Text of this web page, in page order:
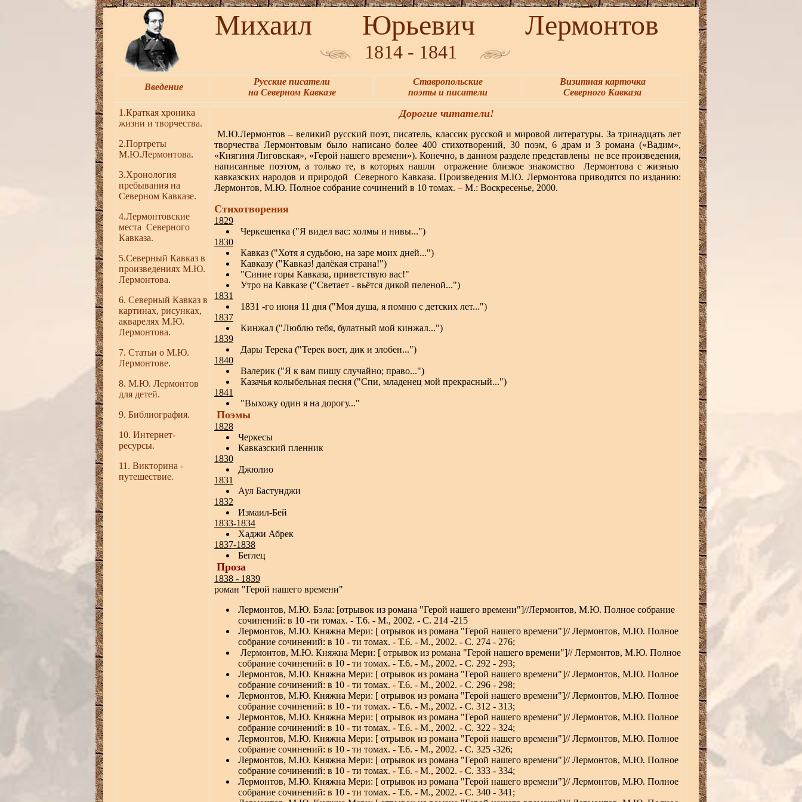
Михаил Юрьевич Лермонтов
1814 - 1841
Введение
Русские писатели
на Северном Кавказе
Ставропольские
поэты и писатели
Визитная карточка
Северного Кавказа
1.Краткая хроника
жизни и творчества.
2.Портреты
М.Ю.Лермонтова.
3.Хронология
пребывания на
Северном Кавказе.
4.Лермонтовские
места Северного
Кавказа.
5.Северный Кавказ в
произведениях М.Ю.
Лермонтова.
6. Северный Кавказ в
картинах, рисунках,
акварелях М.Ю.
Лермонтова.
7. Статьи о М.Ю.
Лермонтове.
8. М.Ю. Лермонтов
для детей.
9. Библиография.
10. Интернет-
ресурсы.
11. Викторина -
путешествие.
Дорогие читатели!
М.Ю.Лермонтов – великий русский поэт, писатель, классик русской и мировой литературы. За тринадцать лет
творчества Лермонтовым было написано более 400 стихотворений, 30 поэм, 6 драм и 3 романа («Вадим»,
«Княгиня Лиговская», «Герой нашего времени»). Конечно, в данном разделе представлены не все произведения,
написанные поэтом, а только те, в которых нашли отражение близкое знакомство Лермонтова с жизнью
кавказских народов и природой Северного Кавказа. Произведения М.Ю. Лермонтова приводятся по изданию:
Лермонтов, М.Ю. Полное собрание сочинений в 10 томах. – М.: Воскресенье, 2000.
Стихотворения
1829
Черкешенка ("Я видел вас: холмы и нивы...")
1830
Кавказ ("Хотя я судьбою, на заре моих дней...")
Кавказу ("Кавказ! далёкая страна!")
"Синие горы Кавказа, приветствую вас!"
Утро на Кавказе ("Светает - вьётся дикой пеленой...")
1831
1831 -го июня 11 дня ("Моя душа, я помню с детских лет...")
1837
Кинжал ("Люблю тебя, булатный мой кинжал...")
1839
Дары Терека ("Терек воет, дик и злобен...")
1840
Валерик ("Я к вам пишу случайно; право...")
Казачья колыбельная песня ("Спи, младенец мой прекрасный...")
1841
"Выхожу один я на дорогу..."
Поэмы
1828
Черкесы
Кавказский пленник
1830
Джюлио
1831
Аул Бастунджи
1832
Измаил-Бей
1833-1834
Хаджи Абрек
1837-1838
Беглец
Проза
1838 - 1839
роман "Герой нашего времени"
Лермонтов, М.Ю. Бэла: [отрывок из романа "Герой нашего времени"]//Лермонтов, М.Ю. Полное собрание
сочинений: в 10 -ти томах. - Т.6. - М., 2002. - С. 214 -215
Лермонтов, М.Ю. Княжна Мери: [ отрывок из романа "Герой нашего времени"]// Лермонтов, М.Ю. Полное
собрание сочинений: в 10 - ти томах. - Т.6. - М., 2002. - С. 274 - 276;
Лермонтов, М.Ю. Княжна Мери: [ отрывок из романа "Герой нашего времени"]// Лермонтов, М.Ю. Полное
собрание сочинений: в 10 - ти томах. - Т.6. - М., 2002. - С. 292 - 293;
Лермонтов, М.Ю. Княжна Мери: [ отрывок из романа "Герой нашего времени"]// Лермонтов, М.Ю. Полное
собрание сочинений: в 10 - ти томах. - Т.6. - М., 2002. - С. 296 - 298;
Лермонтов, М.Ю. Княжна Мери: [ отрывок из романа "Герой нашего времени"]// Лермонтов, М.Ю. Полное
собрание сочинений: в 10 - ти томах. - Т.6. - М., 2002. - С. 312 - 313;
Лермонтов, М.Ю. Княжна Мери: [ отрывок из романа "Герой нашего времени"]// Лермонтов, М.Ю. Полное
собрание сочинений: в 10 - ти томах. - Т.6. - М., 2002. - С. 322 - 324;
Лермонтов, М.Ю. Княжна Мери: [ отрывок из романа "Герой нашего времени"]// Лермонтов, М.Ю. Полное
собрание сочинений: в 10 - ти томах. - Т.6. - М., 2002. - С. 325 -326;
Лермонтов, М.Ю. Княжна Мери: [ отрывок из романа "Герой нашего времени"]// Лермонтов, М.Ю. Полное
собрание сочинений: в 10 - ти томах. - Т.6. - М., 2002. - С. 333 - 334;
Лермонтов, М.Ю. Княжна Мери: [ отрывок из романа "Герой нашего времени"]// Лермонтов, М.Ю. Полное
собрание сочинений: в 10 - ти томах. - Т.6. - М., 2002. - С. 340 - 341;